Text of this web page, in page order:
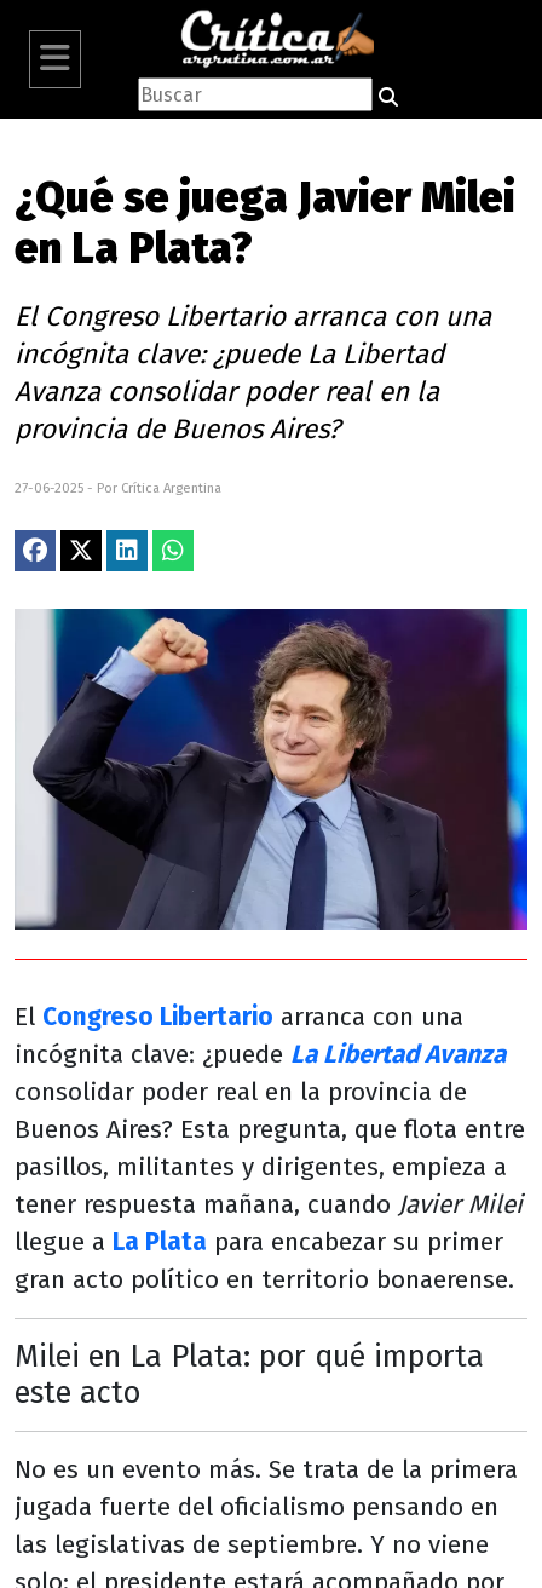
¿Qué se juega Javier Milei
en La Plata?
El Congreso Libertario arranca con una
incógnita clave: ¿puede La Libertad
Avanza consolidar poder real en la
provincia de Buenos Aires?
27-06-2025 - Por Crítica Argentina
El Congreso Libertario arranca con una
incógnita clave: ¿puede La Libertad Avanza
consolidar poder real en la provincia de
Buenos Aires? Esta pregunta, que flota entre
pasillos, militantes y dirigentes, empieza a
tener respuesta mañana, cuando Javier Milei
llegue a La Plata para encabezar su primer
gran acto político en territorio bonaerense.
Milei en La Plata: por qué importa
este acto
No es un evento más. Se trata de la primera
jugada fuerte del oficialismo pensando en
las legislativas de septiembre. Y no viene